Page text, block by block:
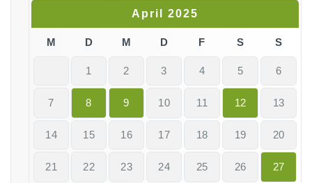
April 2025
M D M D F S S
1 2 3 4 5 6
7 8 9 10 11 12 13
14 15 16 17 18 19 20
21 22 23 24 25 26 27